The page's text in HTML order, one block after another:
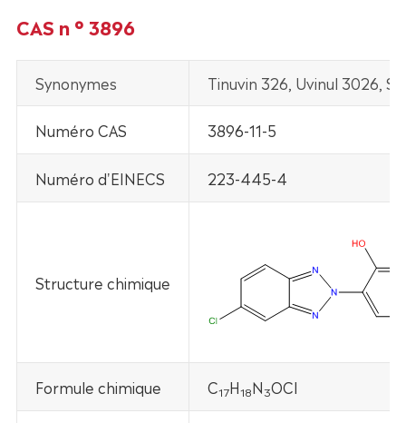
CAS n ° 3896
Synonymes Tinuvin 326, Uvinul 3026,
Numéro CAS 3896-11-5
Numéro d'EINECS 223-445-4
Structure chimique
Formule chimique C17H18N3OCl